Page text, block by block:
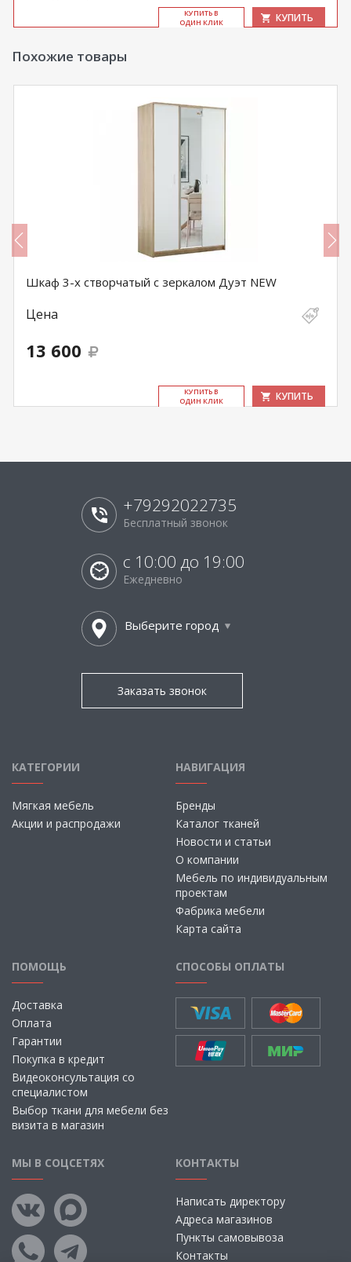
КУ­ПИТЬ В
ОДИН КЛИК
КУПИТЬ
Похожие товары
Шкаф 3-х створчатый с зеркалом Дуэт NEW
Цена
13 600
КУ­ПИТЬ В
ОДИН КЛИК
КУПИТЬ
+79292022735
Бесплатный звонок
с 10:00 до 19:00
Ежедневно
Выберите город
Заказать звонок
КАТЕГОРИИ
Мягкая мебель
Акции и распродажи
НАВИГАЦИЯ
Бренды
Каталог тканей
Новости и статьи
О компании
Мебель по индивидуальным
проектам
Фабрика мебели
Карта сайта
ПОМОЩЬ
Доставка
Оплата
Гарантии
Покупка в кредит
Видеоконсультация со
специалистом
Выбор ткани для мебели без
визита в магазин
СПОСОБЫ ОПЛАТЫ
МЫ В СОЦСЕТЯХ КОНТАКТЫ
Написать директору
Адреса магазинов
Пункты самовывоза
Контакты